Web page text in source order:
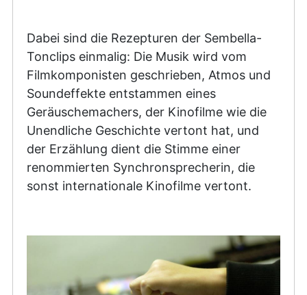
Dabei sind die Rezepturen der Sembella-
Tonclips einmalig: Die Musik wird vom
Filmkomponisten geschrieben, Atmos und
Soundeffekte entstammen eines
Geräuschemachers, der Kinofilme wie die
Unendliche Geschichte vertont hat, und
der Erzählung dient die Stimme einer
renommierten Synchronsprecherin, die
sonst internationale Kinofilme vertont.